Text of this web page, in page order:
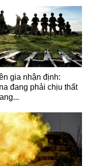
gia nhận định:
đang phải chịu thất